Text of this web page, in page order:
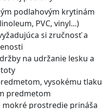
podlahovým krytinám
PVC, vinyl...)
si zručnosť a
na udržanie lesku a
vysokému tlaku
predmetom
mokré prostredie prináša